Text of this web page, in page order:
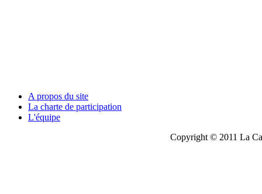
A propos du site
La charte de participation
L'équipe
Copyright © 2011 La